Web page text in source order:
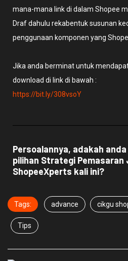
mana-mana link di dalam Shopee
Draf dahulu rekabentuk susunan
penggunaan komponen yang
Jika anda berminat untuk
download di link di bawah :
https://bit.ly/308vsoY
Persoalannya, adakah
pilihan Strategi Pemasaran
ShopeeXperts kali ini?
Tags: advance cikgu
Tips